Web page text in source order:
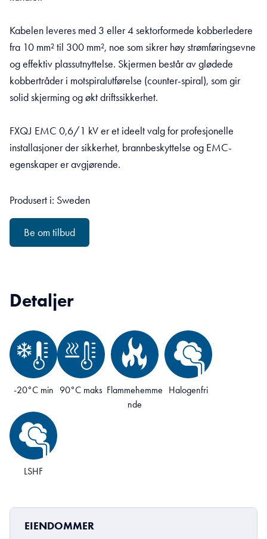
Kabelen leveres med 3 eller 4 sektorformede kobberledere
fra 10 mm² til 300 mm², noe som sikrer høy strømføringsevne
og effektiv plassutnyttelse. Skjermen består av glødede
kobbertråder i motspiralutførelse (counter-spiral), som gir
solid skjerming og økt driftssikkerhet.
FXQJ EMC 0,6/1 kV er et ideelt valg for profesjonelle
installasjoner der sikkerhet, brannbeskyttelse og EMC-
egenskaper er avgjørende.
Produsert i: Sweden
Be om tilbud
Detaljer
-20°C min 90°C maks Flammehemme
nde
Halogenfri
LSHF
EIENDOMMER